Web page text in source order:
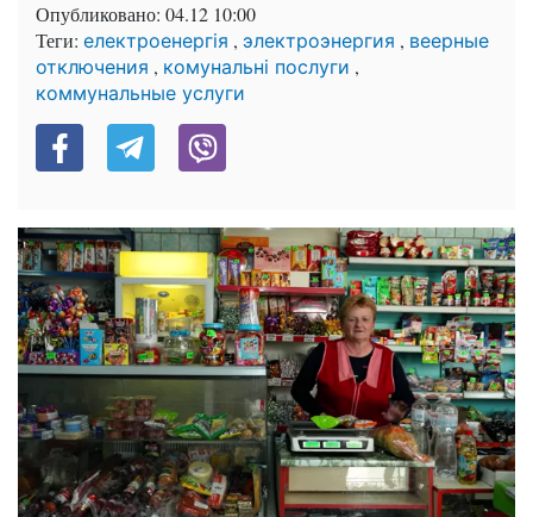
Опубликовано: 04.12 10:00
Теги: електроенергія , электроэнергия , веерные
отключения , комунальні послуги ,
коммунальные услуги